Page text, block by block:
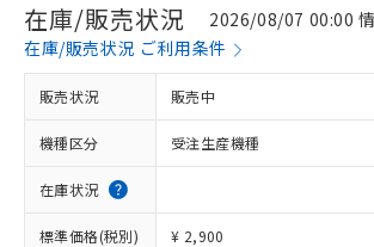
在庫/販売状況
2026/08/07 00:00
在庫/販売状況 ご利用条件
販売状況 販売中
機種区分 受注生産機種
在庫状況
標準価格(税別) ¥ 2,900